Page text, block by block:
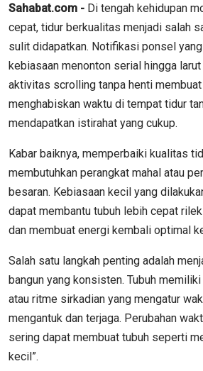
Sahabat.com - Di tengah kehidupan
cepat, tidur berkualitas menjadi salah
sulit didapatkan. Notifikasi ponsel
kebiasaan menonton serial hingga
aktivitas scrolling tanpa henti
menghabiskan waktu di tempat tidur
mendapatkan istirahat yang cukup.
Kabar baiknya, memperbaiki kualitas
membutuhkan perangkat mahal atau
besaran. Kebiasaan kecil yang
dapat membantu tubuh lebih cepat
dan membuat energi kembali optimal
Salah satu langkah penting adalah
bangun yang konsisten. Tubuh
atau ritme sirkadian yang mengatur
mengantuk dan terjaga. Perubahan
sering dapat membuat tubuh seperti
kecil”.